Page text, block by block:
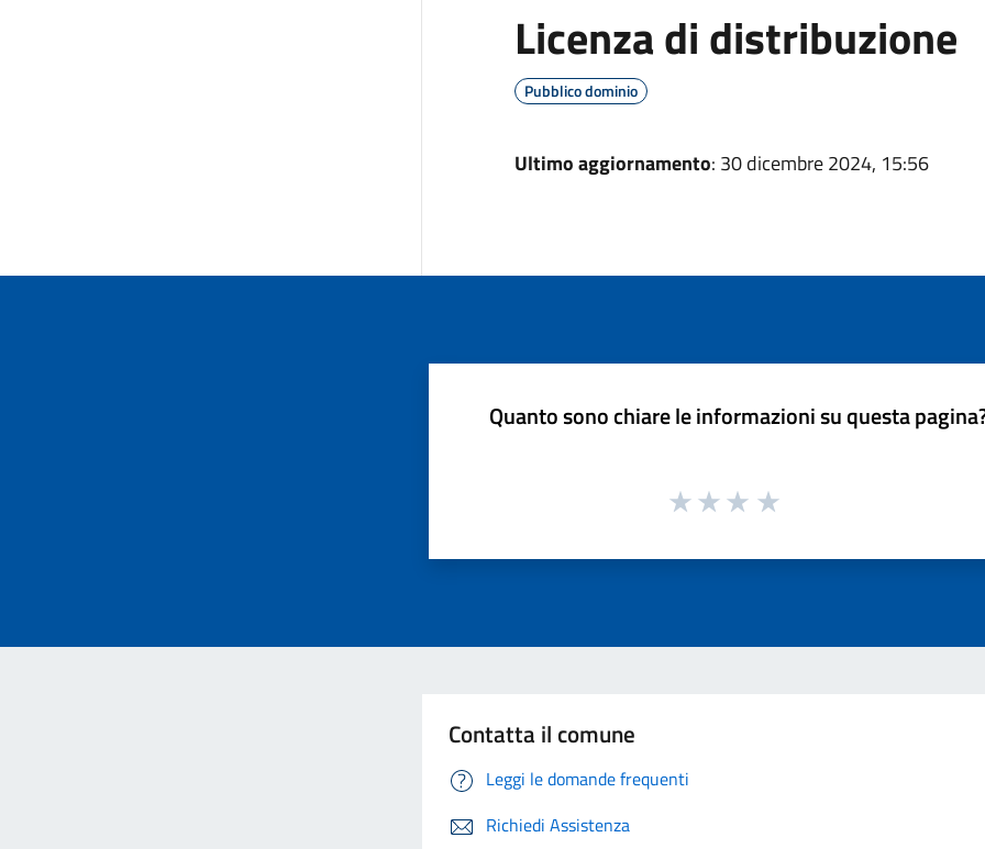
Licenza di distribuzione
Pubblico dominio
Ultimo aggiornamento: 30 dicembre 2024, 15:56
Quanto sono chiare le informazioni su questa
Contatta il comune
Leggi le domande frequenti
Richiedi Assistenza